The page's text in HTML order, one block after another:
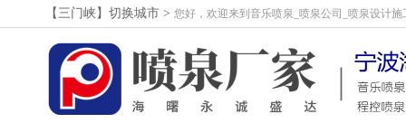
【三门峡】切换城市> 您好，欢迎来到音乐喷泉_喷泉公司_喷泉设计